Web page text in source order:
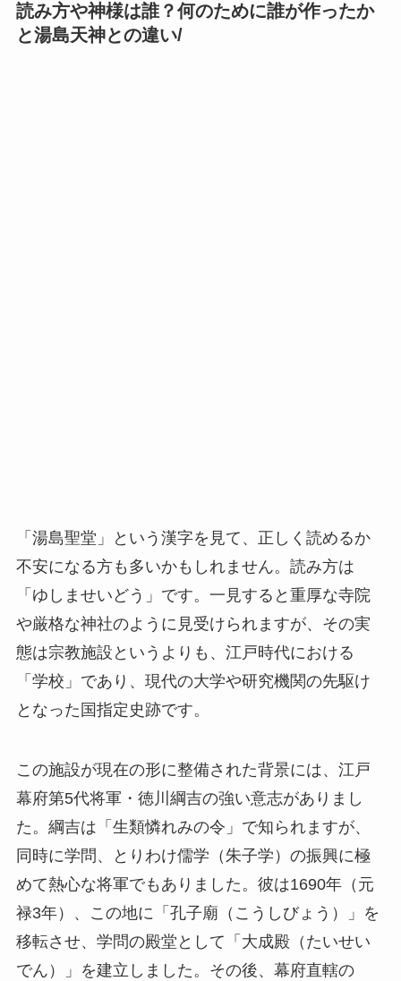
読み方や神様は誰？何のために誰が作ったか
と湯島天神との違い/
「湯島聖堂」という漢字を見て、正しく読めるか
不安になる方も多いかもしれません。読み方は
「ゆしませいどう」です。一見すると重厚な寺院
や厳格な神社のように見受けられますが、その実
態は宗教施設というよりも、江戸時代における
「学校」であり、現代の大学や研究機関の先駆け
となった国指定史跡です。
この施設が現在の形に整備された背景には、江戸
幕府第5代将軍・徳川綱吉の強い意志がありまし
た。綱吉は「生類憐れみの令」で知られますが、
同時に学問、とりわけ儒学（朱子学）の振興に極
めて熱心な将軍でもありました。彼は1690年（元
禄3年）、この地に「孔子廟（こうしびょう）」を
移転させ、学問の殿堂として「大成殿（たいせい
でん）」を建立しました。その後、幕府直轄の